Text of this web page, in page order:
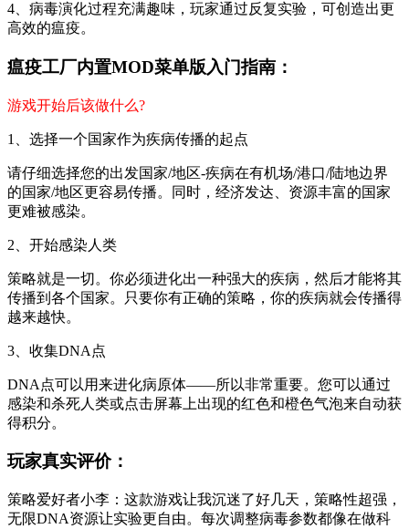
4、病毒演化过程充满趣味，玩家通过反复实验，可创造出更
高效的瘟疫。
瘟疫工厂内置MOD菜单版入门指南：
游戏开始后该做什么?
1、选择一个国家作为疾病传播的起点
请仔细选择您的出发国家/地区-疾病在有机场/港口/陆地边界
的国家/地区更容易传播。同时，经济发达、资源丰富的国家
更难被感染。
2、开始感染人类
策略就是一切。你必须进化出一种强大的疾病，然后才能将其
传播到各个国家。只要你有正确的策略，你的疾病就会传播得
越来越快。
3、收集DNA点
DNA点可以用来进化病原体——所以非常重要。您可以通过
感染和杀死人类或点击屏幕上出现的红色和橙色气泡来自动获
得积分。
玩家真实评价：
策略爱好者小李：这款游戏让我沉迷了好几天，策略性超强，
无限DNA资源让实验更自由。每次调整病毒参数都像在做科